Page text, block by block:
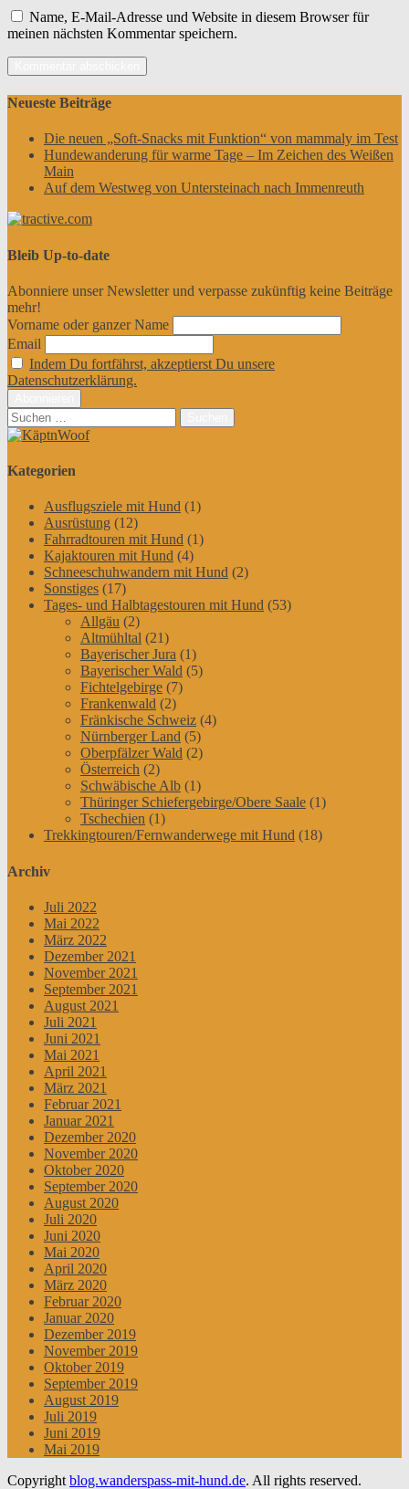
Name, E-Mail-Adresse und Website in diesem Browser für
meinen nächsten Kommentar speichern.
Neueste Beiträge
Die neuen „Soft-Snacks mit Funktion“ von mammaly im Test
Hundewanderung für warme Tage – Im Zeichen des Weißen
Main
Auf dem Westweg von Untersteinach nach Immenreuth
Bleib Up-to-date
Abonniere unser Newsletter und verpasse zukünftig keine Beiträge
mehr!
Vorname oder ganzer Name
Email
Indem Du fortfährst, akzeptierst Du unsere
Datenschutzerklärung.
Suchen
nach:
Kategorien
Ausflugsziele mit Hund (1)
Ausrüstung (12)
Fahrradtouren mit Hund (1)
Kajaktouren mit Hund (4)
Schneeschuhwandern mit Hund (2)
Sonstiges (17)
Tages- und Halbtagestouren mit Hund (53)
Allgäu (2)
Altmühltal (21)
Bayerischer Jura (1)
Bayerischer Wald (5)
Fichtelgebirge (7)
Frankenwald (2)
Fränkische Schweiz (4)
Nürnberger Land (5)
Oberpfälzer Wald (2)
Österreich (2)
Schwäbische Alb (1)
Thüringer Schiefergebirge/Obere Saale (1)
Tschechien (1)
Trekkingtouren/Fernwanderwege mit Hund (18)
Archiv
Juli 2022
Mai 2022
März 2022
Dezember 2021
November 2021
September 2021
August 2021
Juli 2021
Juni 2021
Mai 2021
April 2021
März 2021
Februar 2021
Januar 2021
Dezember 2020
November 2020
Oktober 2020
September 2020
August 2020
Juli 2020
Juni 2020
Mai 2020
April 2020
März 2020
Februar 2020
Januar 2020
Dezember 2019
November 2019
Oktober 2019
September 2019
August 2019
Juli 2019
Juni 2019
Mai 2019
Copyright blog.wanderspass-mit-hund.de. All rights reserved.